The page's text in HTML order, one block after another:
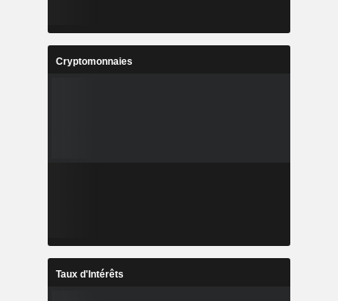
Cryptomonnaies
Taux d'Intérêts